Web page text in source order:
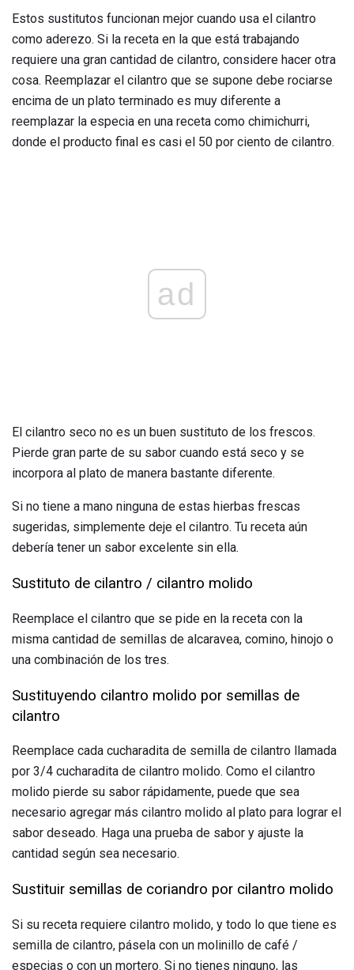
Estos sustitutos funcionan mejor cuando usa el cilantro
como aderezo. Si la receta en la que está trabajando
requiere una gran cantidad de cilantro, considere hacer otra
cosa. Reemplazar el cilantro que se supone debe rociarse
encima de un plato terminado es muy diferente a
reemplazar la especia en una receta como chimichurri,
donde el producto final es casi el 50 por ciento de cilantro.
ad
El cilantro seco no es un buen sustituto de los frescos.
Pierde gran parte de su sabor cuando está seco y se
incorpora al plato de manera bastante diferente.
Si no tiene a mano ninguna de estas hierbas frescas
sugeridas, simplemente deje el cilantro. Tu receta aún
debería tener un sabor excelente sin ella.
Sustituto de cilantro / cilantro molido
Reemplace el cilantro que se pide en la receta con la
misma cantidad de semillas de alcaravea, comino, hinojo o
una combinación de los tres.
Sustituyendo cilantro molido por semillas de
cilantro
Reemplace cada cucharadita de semilla de cilantro llamada
por 3/4 cucharadita de cilantro molido. Como el cilantro
molido pierde su sabor rápidamente, puede que sea
necesario agregar más cilantro molido al plato para lograr el
sabor deseado. Haga una prueba de sabor y ajuste la
cantidad según sea necesario.
Sustituir semillas de coriandro por cilantro molido
Si su receta requiere cilantro molido, y todo lo que tiene es
semilla de cilantro, pásela con un molinillo de café /
especias o con un mortero. Si no tienes ninguno, las